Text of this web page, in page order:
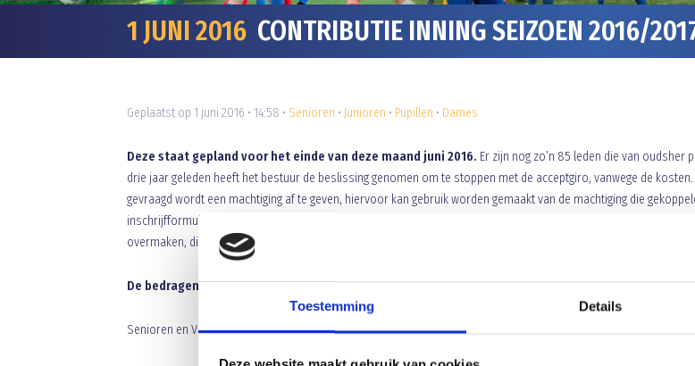
Toestemming Details
1 JUNI 2016 CONTRIBUTIE INNING SEIZOEN 2016/
Geplaatst op 1 juni 2016 • 14:58 • Senioren • Junioren • Pupillen • Dames
Deze staat gepland voor het einde van deze maand juni 2016. Er zijn nog zo’n 85 leden die van oudsher
drie jaar geleden heeft het bestuur de beslissing genomen om te stoppen met de acceptgiro, vanwege de
gevraagd wordt een machtiging af te geven, hiervoor kan gebruik worden gemaakt van de machtiging die
inschrijfformulier dat u kunt vinden op onze site. Heeft u bezwaar tegen het afgeven van een machtiging, dan kunt
overmaken, dit moet dan 1 augustus op onze rekening zijn bijgeschreven op rekening nummer
De bedragen voor het nieuwe seizoen zijn:
Senioren en Veteranen179 euro